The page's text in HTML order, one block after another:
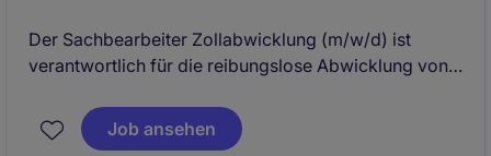
Der Sachbearbeiter Zollabwicklung (m/w/d) ist
verantwortlich für die reibungslose Abwicklung von
Vorschriften. Diese Position bietet eine spannende
Möglichkeit, Ihre Expertise im Bereich Logistik und
Job ansehen